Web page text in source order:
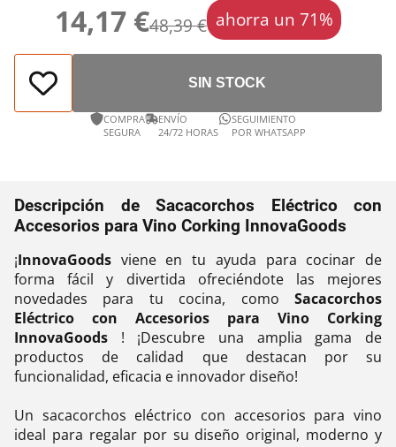
14,17 €48,39 € ahorra un 71%
SIN STOCK
COMPRA
SEGURA
ENVÍO
24/72 HORAS
SEGUIMIENTO
POR WHATSAPP
Descripción de Sacacorchos Eléctrico con
Accesorios para Vino Corking InnovaGoods
¡InnovaGoods viene en tu ayuda para cocinar de
forma fácil y divertida ofreciéndote las mejores
novedades para tu cocina, como Sacacorchos
Eléctrico con Accesorios para Vino Corking
InnovaGoods ! ¡Descubre una amplia gama de
productos de calidad que destacan por su
funcionalidad, eficacia e innovador diseño!
Un sacacorchos eléctrico con accesorios para vino
ideal para regalar por su diseño original, moderno y